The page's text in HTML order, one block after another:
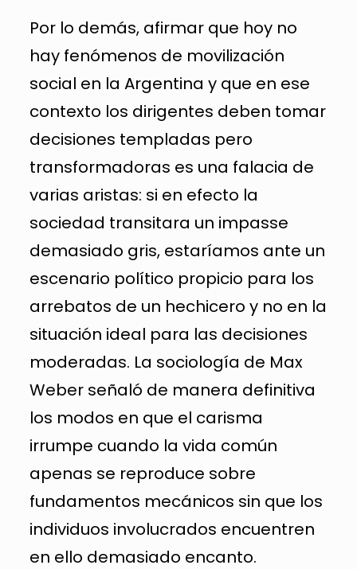
Por lo demás, afirmar que hoy no
hay fenómenos de movilización
social en la Argentina y que en ese
contexto los dirigentes deben tomar
decisiones templadas pero
transformadoras es una falacia de
varias aristas: si en efecto la
sociedad transitara un impasse
demasiado gris, estaríamos ante un
escenario político propicio para los
arrebatos de un hechicero y no en la
situación ideal para las decisiones
moderadas. La sociología de Max
Weber señaló de manera definitiva
los modos en que el carisma
irrumpe cuando la vida común
apenas se reproduce sobre
fundamentos mecánicos sin que los
individuos involucrados encuentren
en ello demasiado encanto.